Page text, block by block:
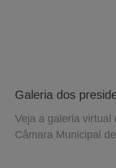
Galeria dos
Veja a galeria virtual
Câmara Municipal